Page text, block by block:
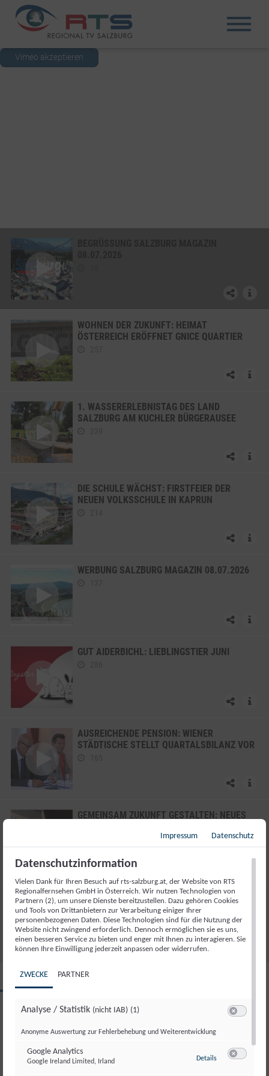
Vimeo akzeptieren
WOHNEN DER ZUKUNFT: HEIMAT
ÖSTERREICH ERÖFFNET GNICE QUARTIER
1. WASSERERLEBNISTAG DES LAND
SALZBURG AM KUCHLER BÜRGERAUSEE
DIE SCHULE WÄCHST: FIRSTFEIER DER
NEUEN VOLKSSCHULE IN KAPRUN
WERBUNG SALZBURG MAGAZIN 08.07.2026
GUT AIDERBICHL: LIEBLINGSTIER JUNI
AUSREICHENDE PENSION: WIENER
STÄDTISCHE STELLT QUARTALSBILANZ VOR
GEMEINSAM ZUKUNFT GESTALTEN: NEUES
VERABSCHIEDUNG SALZBURG MAGAZIN
08.07.2026
36
SALZBURG MAGAZIN
Mi., 8. Juli. 2026
Impressum Datenschutz
Datenschutzinformation
Vielen Dank für Ihren Besuch auf rts-salzburg.at, der Website von RTS
Regionalfernsehen GmbH in Österreich. Wir nutzen Technologien von
Partnern (2), um unsere Dienste bereitzustellen. Dazu gehören Cookies
und Tools von Drittanbietern zur Verarbeitung einiger Ihrer
personenbezogenen Daten. Diese Technologien sind für die Nutzung der
Website nicht zwingend erforderlich. Dennoch ermöglichen sie es uns,
einen besseren Service zu bieten und enger mit Ihnen zu interagieren. Sie
können Ihre Einwilligung jederzeit anpassen oder widerrufen.
ZWECKE PARTNER
Analyse / Statistik (nicht IAB) (1)
Anonyme Auswertung zur Fehlerbehebung und Weiterentwicklung
Google Analytics
Google Ireland Limited, Irland Details zu Google